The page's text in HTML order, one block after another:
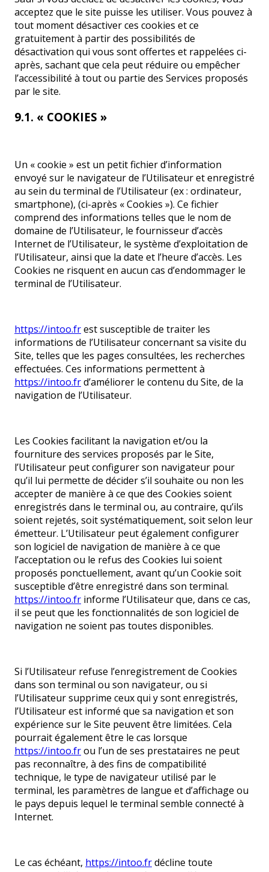
acceptez que le site puisse les utiliser. Vous pouvez à
tout moment désactiver ces cookies et ce
gratuitement à partir des possibilités de
désactivation qui vous sont offertes et rappelées ci-
après, sachant que cela peut réduire ou empêcher
l’accessibilité à tout ou partie des Services proposés
par le site.
9.1. « COOKIES »
Un « cookie » est un petit fichier d’information
envoyé sur le navigateur de l’Utilisateur et enregistré
au sein du terminal de l’Utilisateur (ex : ordinateur,
smartphone), (ci-après « Cookies »). Ce fichier
comprend des informations telles que le nom de
domaine de l’Utilisateur, le fournisseur d’accès
Internet de l’Utilisateur, le système d’exploitation de
l’Utilisateur, ainsi que la date et l’heure d’accès. Les
Cookies ne risquent en aucun cas d’endommager le
terminal de l’Utilisateur.
https://intoo.frest susceptible de traiter les
informations de l’Utilisateur concernant sa visite du
Site, telles que les pages consultées, les recherches
effectuées. Ces informations permettent à
https://intoo.frd’améliorer le contenu du Site, de la
navigation de l’Utilisateur.
Les Cookies facilitant la navigation et/ou la
fourniture des services proposés par le Site,
l’Utilisateur peut configurer son navigateur pour
qu’il lui permette de décider s’il souhaite ou non les
accepter de manière à ce que des Cookies soient
enregistrés dans le terminal ou, au contraire, qu’ils
soient rejetés, soit systématiquement, soit selon leur
émetteur. L’Utilisateur peut également configurer
son logiciel de navigation de manière à ce que
l’acceptation ou le refus des Cookies lui soient
proposés ponctuellement, avant qu’un Cookie soit
susceptible d’être enregistré dans son terminal.
https://intoo.fr informe l’Utilisateur que, dans ce cas,
il se peut que les fonctionnalités de son logiciel de
navigation ne soient pas toutes disponibles.
Si l’Utilisateur refuse l’enregistrement de Cookies
dans son terminal ou son navigateur, ou si
l’Utilisateur supprime ceux qui y sont enregistrés,
l’Utilisateur est informé que sa navigation et son
expérience sur le Site peuvent être limitées. Cela
pourrait également être le cas lorsque
https://intoo.frou l’un de ses prestataires ne peut
pas reconnaître, à des fins de compatibilité
technique, le type de navigateur utilisé par le
terminal, les paramètres de langue et d’affichage ou
le pays depuis lequel le terminal semble connecté à
Internet.
Le cas échéant, https://intoo.frdécline toute